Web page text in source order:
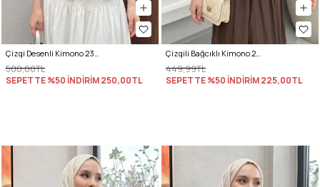
Çizgi Desenli Kimono 2359 - LACİVERT
500,00TL
SEPETTE %50 İNDİRİM250,00TL
Çizgili Bağcıklı Kimono 2358 - TAŞ RENGİ
449,99TL
SEPETTE %50 İNDİRİM225,00TL